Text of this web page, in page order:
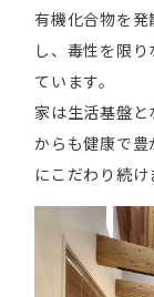
有機化合物を
し、毒性を限
ています。
家は生活基盤と
からも健康で
にこだわり続け